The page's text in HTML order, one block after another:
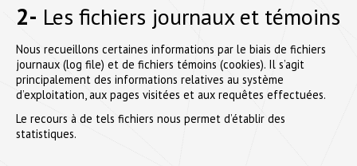
2- Les fichiers journaux et témoins
Nous recueillons certaines informations par le biais de fichiers
journaux (log file) et de fichiers témoins (cookies). Il s’agit
principalement des informations relatives au système
d’exploitation, aux pages visitées et aux requêtes effectuées.
Le recours à de tels fichiers nous permet d’établir des
statistiques.